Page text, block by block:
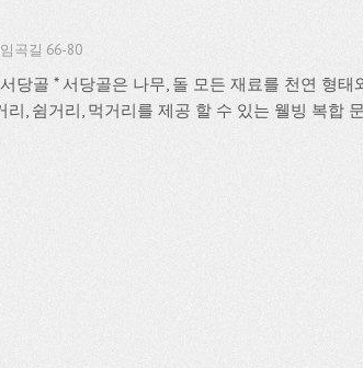
곡길 66-80
당골 * 서당골은 나무, 돌 모든 재료를 천연 형
리, 쉼거리, 먹거리를 제공 할 수 있는 웰빙 복합